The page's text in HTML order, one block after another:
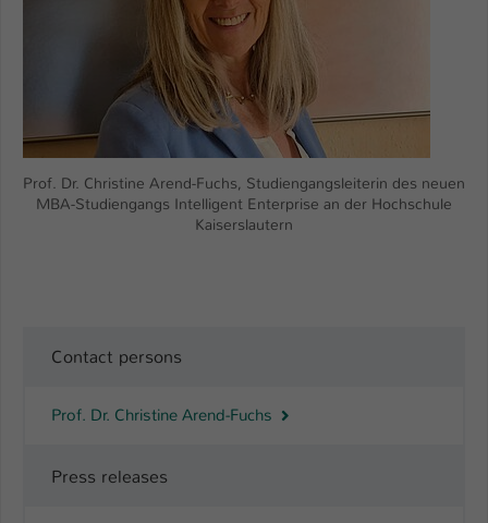
Prof. Dr. Christine Arend-Fuchs, Studiengangsleiterin des neuen
MBA-Studiengangs Intelligent Enterprise an der Hochschule
Kaiserslautern
Contact persons
Prof. Dr. Christine Arend-Fuchs
Press releases
zu verwalten.